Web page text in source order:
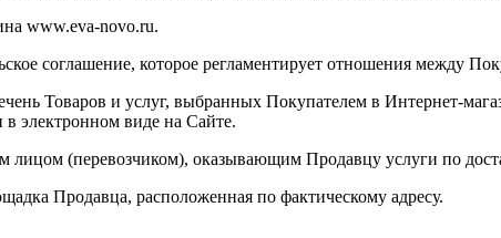
www.eva-novo.ru.
соглашение, которое регламентирует отношения между
Товаров и услуг, выбранных Покупателем в Интернет-
электронном виде на Сайте.
лицом (перевозчиком), оказывающим Продавцу услуги по
Продавца, расположенная по фактическому адресу.